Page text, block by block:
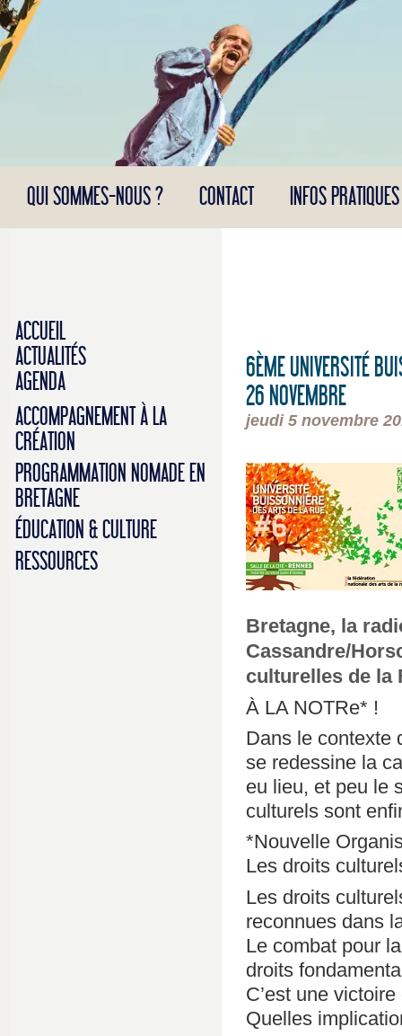
Panneau de gestion des cookies
QUI SOMMES-NOUS ? CONTACT INFOS PRATIQUES
ACCUEIL
ACTUALITÉS
AGENDA
ACCOMPAGNEMENT À LA
CRÉATION
PROGRAMMATION NOMADE EN
BRETAGNE
ÉDUCATION & CULTURE
RESSOURCES
6ÈME UNIVERSITÉ
26 NOVEMBRE
jeudi 5 novembre
Bretagne, la
Cassandre/
culturelles de la
À LA NOTRe* !
Dans le contexte
se redessine la
eu lieu, et peu le
culturels sont
*Nouvelle
Les droits
Les droits
reconnues dans
Le combat pour
droits
C’est une
Quelles